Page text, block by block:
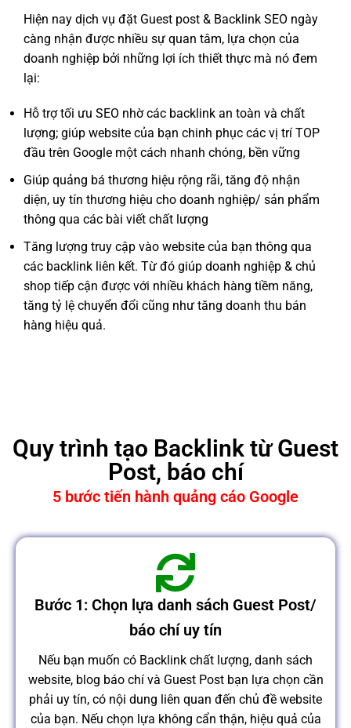
Hiện nay dịch vụ đặt Guest post & Backlink SEO ngày
càng nhận được nhiều sự quan tâm, lựa chọn của
doanh nghiệp bởi những lợi ích thiết thực mà nó đem
lại:
Hỗ trợ tối ưu SEO nhờ các backlink an toàn và chất
lượng; giúp website của bạn chinh phục các vị trí TOP
đầu trên Google một cách nhanh chóng, bền vững
Giúp quảng bá thương hiệu rộng rãi, tăng độ nhận
diện, uy tín thương hiệu cho doanh nghiệp/ sản phẩm
thông qua các bài viết chất lượng
Tăng lượng truy cập vào website của bạn thông qua
các backlink liên kết. Từ đó giúp doanh nghiệp & chủ
shop tiếp cận được với nhiều khách hàng tiềm năng,
tăng tỷ lệ chuyển đổi cũng như tăng doanh thu bán
hàng hiệu quả.
Quy trình tạo Backlink từ Guest
Post, báo chí
5 bước tiến hành quảng cáo Google
Bước 1: Chọn lựa danh sách Guest Post/
báo chí uy tín
Nếu bạn muốn có Backlink chất lượng, danh sách
website, blog báo chí và Guest Post bạn lựa chọn cần
phải uy tín, có nội dung liên quan đến chủ đề website
của bạn. Nếu chọn lựa không cẩn thận, hiệu quả của